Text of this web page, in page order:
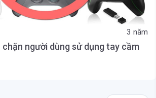
3 năm
người dùng sử dụng tay cầm